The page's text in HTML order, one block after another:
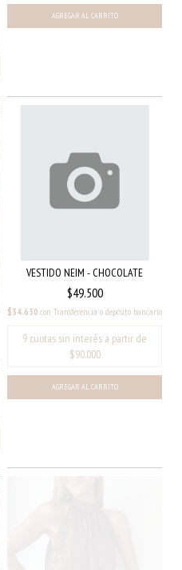
VESTIDO NEIM - CHOCOLATE
$49.500
$34.650 con Transferencia o depósito bancario